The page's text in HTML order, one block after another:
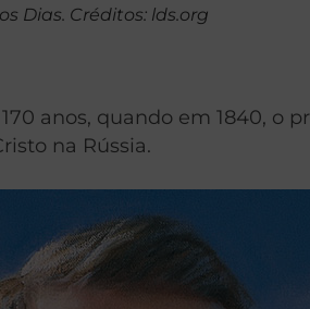
Dias. Créditos: lds.org
anos, quando em 1840, o
na Rússia.